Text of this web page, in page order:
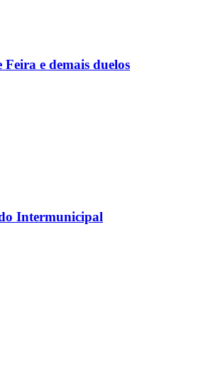
e demais duelos
Intermunicipal